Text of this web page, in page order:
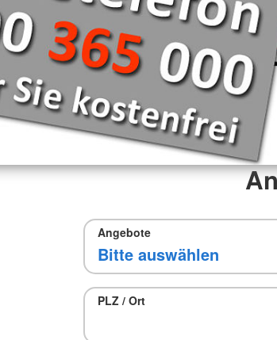
Angebote
PLZ / Ort